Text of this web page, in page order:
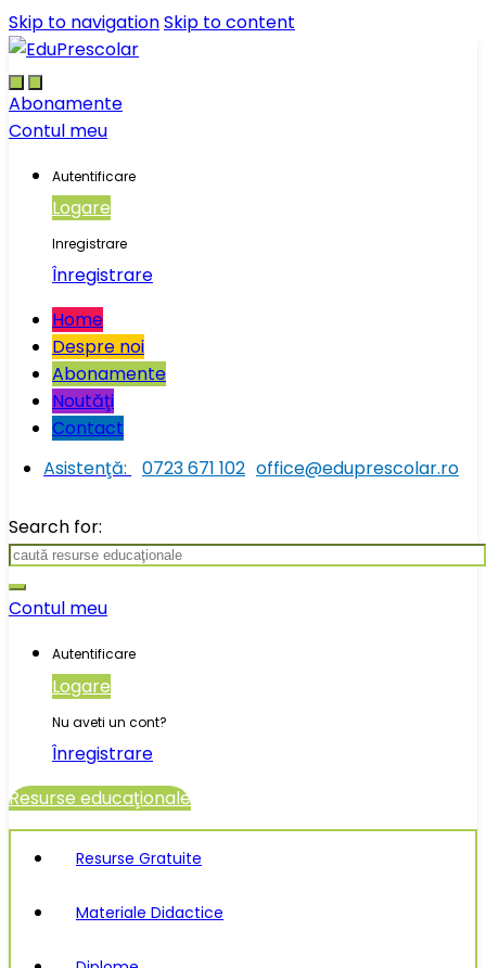
Skip to navigationSkip to content
Abonamente
Contul meu
Autentificare
Logare
Inregistrare
Înregistrare
Home
Despre noi
Abonamente
Noutăţi
Contact
Asistenţă:
0723 671 102 office@eduprescolar.ro
Search for:
Contul meu
Autentificare
Logare
Nu aveti un cont?
Înregistrare
Resurse educaţionale
Resurse Gratuite
Materiale Didactice